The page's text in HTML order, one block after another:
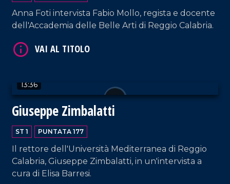
Anna Foti intervista Fabio Mollo, regista e docente
dell'Accademia delle Belle Arti di Reggio Calabria.
13:36
Giuseppe Zimbalatti
ST 1 PUNTATA 177
Il rettore dell'Università Mediterranea di Reggio
Calabria, Giuseppe Zimbalatti, in un'intervista a
cura di Elisa Barresi.
VAI AL TITOLO